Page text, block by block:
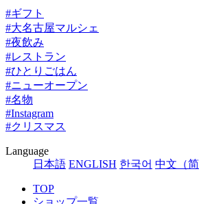
#ギフト
#大名古屋マルシェ
#夜飲み
#レストラン
#ひとりごはん
#ニューオープン
#名物
#Instagram
#クリスマス
Language
日本語 ENGLISH 한국어 中文（简
TOP
ショップ一覧